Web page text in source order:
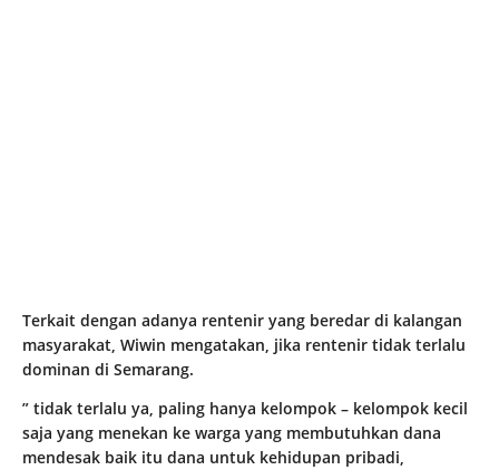
Terkait dengan adanya rentenir yang beredar di kalangan
masyarakat, Wiwin mengatakan, jika rentenir tidak terlalu
dominan di Semarang.
” tidak terlalu ya, paling hanya kelompok – kelompok kecil
saja yang menekan ke warga yang membutuhkan dana
mendesak baik itu dana untuk kehidupan pribadi,